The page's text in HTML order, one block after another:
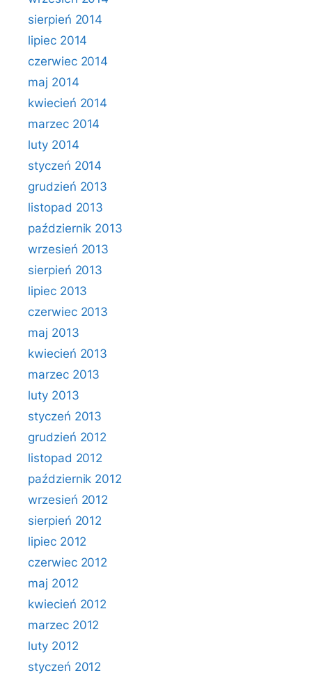
sierpień 2014
lipiec 2014
czerwiec 2014
maj 2014
kwiecień 2014
marzec 2014
luty 2014
styczeń 2014
grudzień 2013
listopad 2013
październik 2013
wrzesień 2013
sierpień 2013
lipiec 2013
czerwiec 2013
maj 2013
kwiecień 2013
marzec 2013
luty 2013
styczeń 2013
grudzień 2012
listopad 2012
październik 2012
wrzesień 2012
sierpień 2012
lipiec 2012
czerwiec 2012
maj 2012
kwiecień 2012
marzec 2012
luty 2012
styczeń 2012